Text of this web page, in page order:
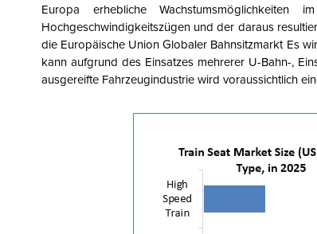
Europa erhebliche Wachstumsmöglichkeiten
Hochgeschwindigkeitszügen und der daraus
die Europäische UnionGlobaler BahnsitzmarktEs
kann aufgrund des Einsatzes mehrerer U-Bahn-,
ausgereifte Fahrzeugindustrie wird voraussichtlich